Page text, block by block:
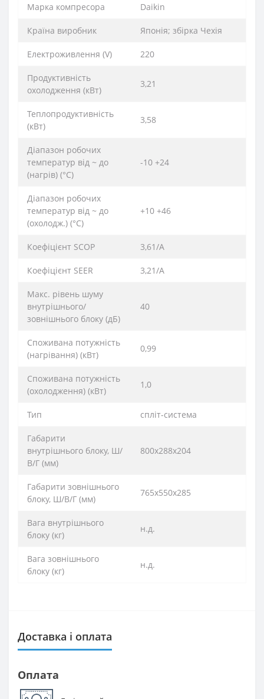
Марка компресора Daikin
Країна виробник Японія; збірка Чехія
Електроживлення (V) 220
Продуктивність
охолодження (кВт)
3,21
Теплопродуктивність
(кВт)
3,58
Діапазон робочих
температур від ~ до
(нагрів) (°C)
-10 +24
Діапазон робочих
температур від ~ до
(охолодж.) (°C)
+10 +46
Коефіцієнт SCOP 3,61/А
Коефіцієнт SEER 3,21/А
Макс. рівень шуму
внутрішнього/
зовнішнього блоку (дБ)
40
Споживана потужність
(нагрівання) (кВт)
0,99
Споживана потужність
(охолодження) (кВт)
1,0
Тип спліт-система
Габарити
внутрішнього блоку, Ш/
В/Г (мм)
800х288х204
Габарити зовнішнього
блоку, Ш/В/Г (мм)
765х550х285
Вага внутрішнього
блоку (кг)
н.д.
Вага зовнішнього
блоку (кг)
н.д.
Доставка і оплата
Оплата